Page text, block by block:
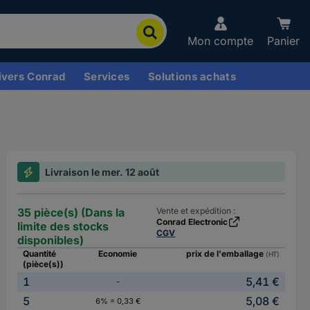
Mon compte Panier
Conrad Services Solutions achats
Livraison le mer. 12 août
35 pièce(s) (Dans la
limite des stocks
disponibles)
Vente et expédition :
Conrad Electronic
CGV
Quantité
(pièce(s))
Economie prix de l'emballage (HT)
1 -
5,41 €
5
6% = 0,33 €
5,08 €